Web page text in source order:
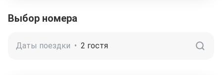
Выбор номера
Даты поездки • 2 гостя